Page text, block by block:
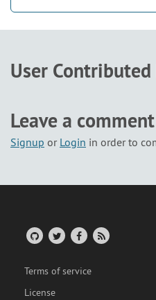
User Contributed
Leave a comment
Signup or Login in order to
Terms of service
License